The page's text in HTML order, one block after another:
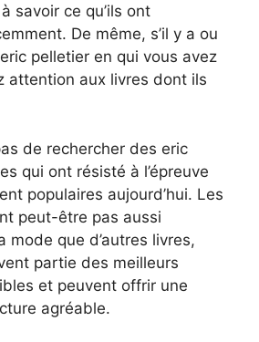
savoir ce qu’ils ont
De même, s’il y a ou
pelletier en qui vous avez
attention aux livres dont ils
de rechercher des eric
qui ont résisté à l’épreuve
populaires aujourd’hui. Les
peut-être pas aussi
mode que d’autres livres,
partie des meilleurs
et peuvent offrir une
agréable.